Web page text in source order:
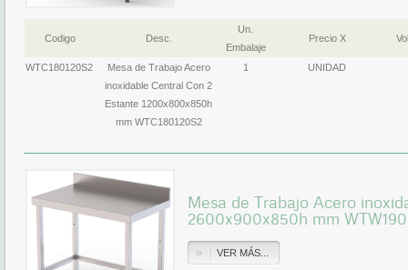
Codigo Desc.
Un.
Embalaje
Precio X
WTC180120S2
Mesa de Trabajo Acero
inoxidable Central Con 2
Estante 1200x800x850h
mm WTC180120S2
1 UNIDAD
Mesa de Trabajo Acero
2600x900x850h mm
VER MÁS...